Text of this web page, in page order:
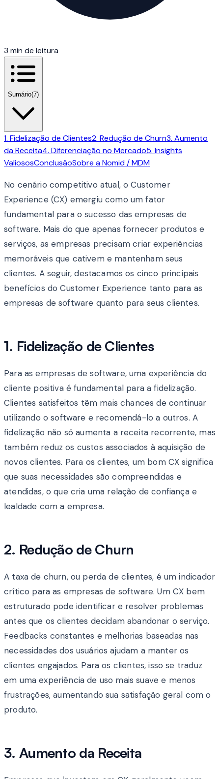
3 min de leitura
Sumário(7)
1. Fidelização de Clientes2. Redução de Churn3. Aumento
da Receita4. Diferenciação no Mercado5. Insights
ValiososConclusãoSobre a Nomid / MDM
No cenário competitivo atual, o Customer
Experience (CX) emergiu como um fator
fundamental para o sucesso das empresas de
software. Mais do que apenas fornecer produtos e
serviços, as empresas precisam criar experiências
memoráveis que cativem e mantenham seus
clientes. A seguir, destacamos os cinco principais
benefícios do Customer Experience tanto para as
empresas de software quanto para seus clientes.
1. Fidelização de Clientes
Para as empresas de software, uma experiência do
cliente positiva é fundamental para a fidelização.
Clientes satisfeitos têm mais chances de continuar
utilizando o software e recomendá-lo a outros. A
fidelização não só aumenta a receita recorrente, mas
também reduz os custos associados à aquisição de
novos clientes. Para os clientes, um bom CX significa
que suas necessidades são compreendidas e
atendidas, o que cria uma relação de confiança e
lealdade com a empresa.
2. Redução de Churn
A taxa de churn, ou perda de clientes, é um indicador
crítico para as empresas de software. Um CX bem
estruturado pode identificar e resolver problemas
antes que os clientes decidam abandonar o serviço.
Feedbacks constantes e melhorias baseadas nas
necessidades dos usuários ajudam a manter os
clientes engajados. Para os clientes, isso se traduz
em uma experiência de uso mais suave e menos
frustrações, aumentando sua satisfação geral com o
produto.
3. Aumento da Receita